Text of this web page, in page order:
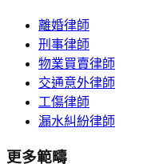
離婚律師
刑事律師
物業買賣律師
交通意外律師
工傷律師
漏水糾紛律師
更多範疇